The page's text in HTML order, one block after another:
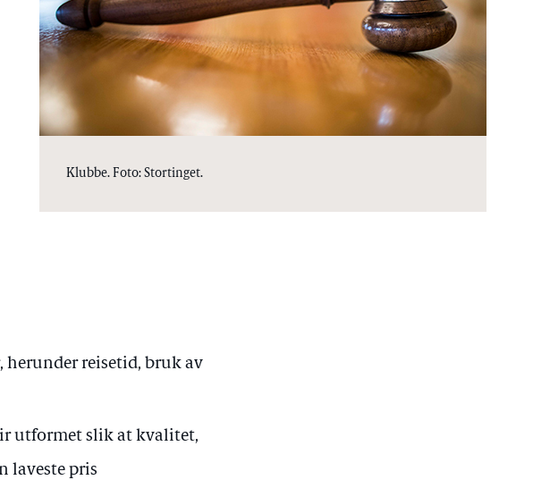
Klubbe. Foto: Stortinget.
reisetid, bruk av
utformet slik at kvalitet,
laveste pris